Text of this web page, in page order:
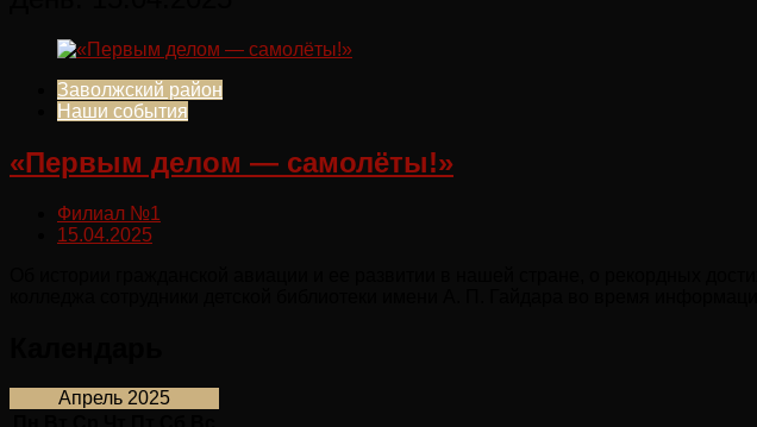
Заволжский район
Наши события
«Первым делом — самолёты!»
Филиал №1
15.04.2025
Апрель 2025